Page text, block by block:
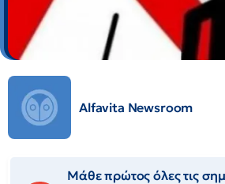
Alfavita Newsroom
Μάθε πρώτος όλες τις